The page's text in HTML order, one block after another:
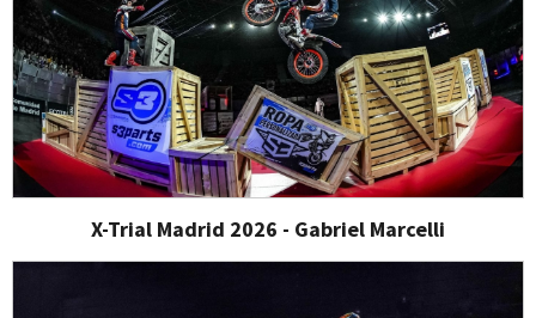
X-Trial Madrid 2026 - Gabriel Marcelli